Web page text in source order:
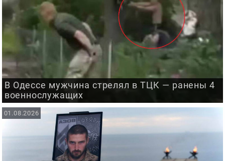
В Одессе мужчина стрелял в ТЦК — ранены 4
военнослужащих
01.08.2026